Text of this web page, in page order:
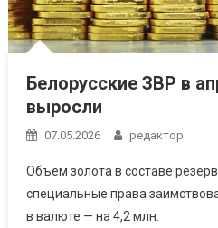
Белорусские ЗВР в
выросли
07.05.2026 редактор
Объем золота в составе
специальные права
в валюте — на 4,2 млн.